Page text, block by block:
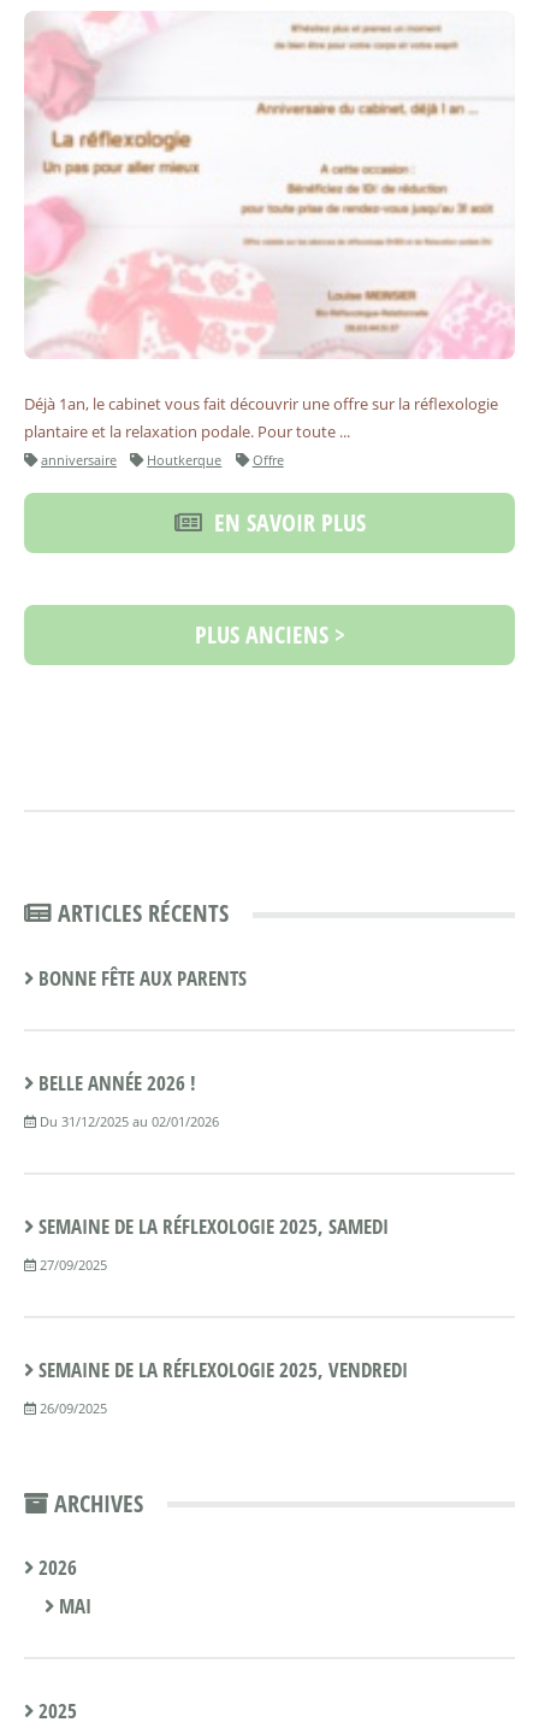
Déjà 1an, le cabinet vous fait découvrir une offre sur la réflexologie
plantaire et la relaxation podale. Pour toute ...
anniversaire Houtkerque Offre
EN SAVOIR PLUS
PLUS ANCIENS >
ARTICLES RÉCENTS
BONNE FÊTE AUX PARENTS
BELLE ANNÉE 2026 !
Du 31/12/2025 au 02/01/2026
SEMAINE DE LA RÉFLEXOLOGIE 2025, SAMEDI
27/09/2025
SEMAINE DE LA RÉFLEXOLOGIE 2025, VENDREDI
26/09/2025
ARCHIVES
2026
MAI
2025